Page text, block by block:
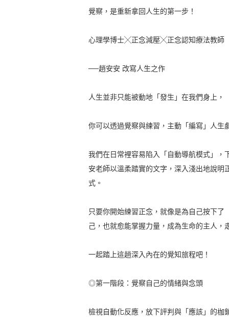
覺察，是重新拿回人生的第一步！
心理學博士╳正念減壓╳正念認知療法教師
──趙安安 改寫人生之作
人生並非只能被動地「發生」在我們身上，
你可以透過覺察與練習，主動「編寫」人生
我們在日常裡容易陷入「自動導航模式」
安老師以溫柔踏實的文字，深入淺出地說
式。
只要你開始練習正念，就像是為自己按下
己，也就愈能掌握力量，成為生命的主人，
一起踏上這趟深入內在的覺知旅程吧！
◎第一階段：覺察自己的情緒與念頭
檢視自動化反應，放下評判與「應該」的枷